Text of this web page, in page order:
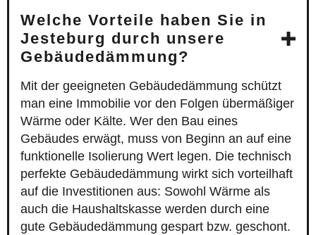
Welche Vorteile haben Sie in
Jesteburg durch unsere
Gebäudedämmung?
Mit der geeigneten Gebäudedämmung schützt
man eine Immobilie vor den Folgen übermäßiger
Wärme oder Kälte. Wer den Bau eines
Gebäudes erwägt, muss von Beginn an auf eine
funktionelle Isolierung Wert legen. Die technisch
perfekte Gebäudedämmung wirkt sich vorteilhaft
auf die Investitionen aus: Sowohl Wärme als
auch die Haushaltskasse werden durch eine
gute Gebäudedämmung gespart bzw. geschont.